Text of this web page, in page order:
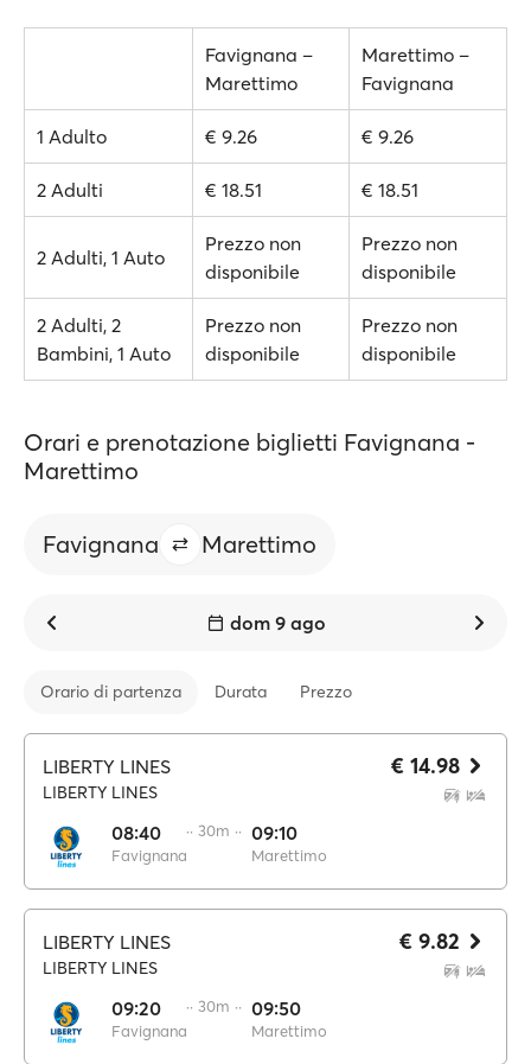
Favignana –
Marettimo
Marettimo –
Favignana
1 Adulto € 9.26 € 9.26
2 Adulti € 18.51 € 18.51
2 Adulti, 1 Auto
Prezzo non
disponibile
Prezzo non
disponibile
2 Adulti, 2
Bambini, 1 Auto
Prezzo non
disponibile
Prezzo non
disponibile
Orari e prenotazione biglietti Favignana -
Marettimo
Favignana Marettimo
dom 9 ago
Orario di partenza Durata Prezzo
LIBERTY LINES
LIBERTY LINES
08:40
Favignana
·· 30m ·· 09:10
Marettimo
€ 14.98
LIBERTY LINES
LIBERTY LINES
09:20
Favignana
·· 30m ·· 09:50
Marettimo
€ 9.82